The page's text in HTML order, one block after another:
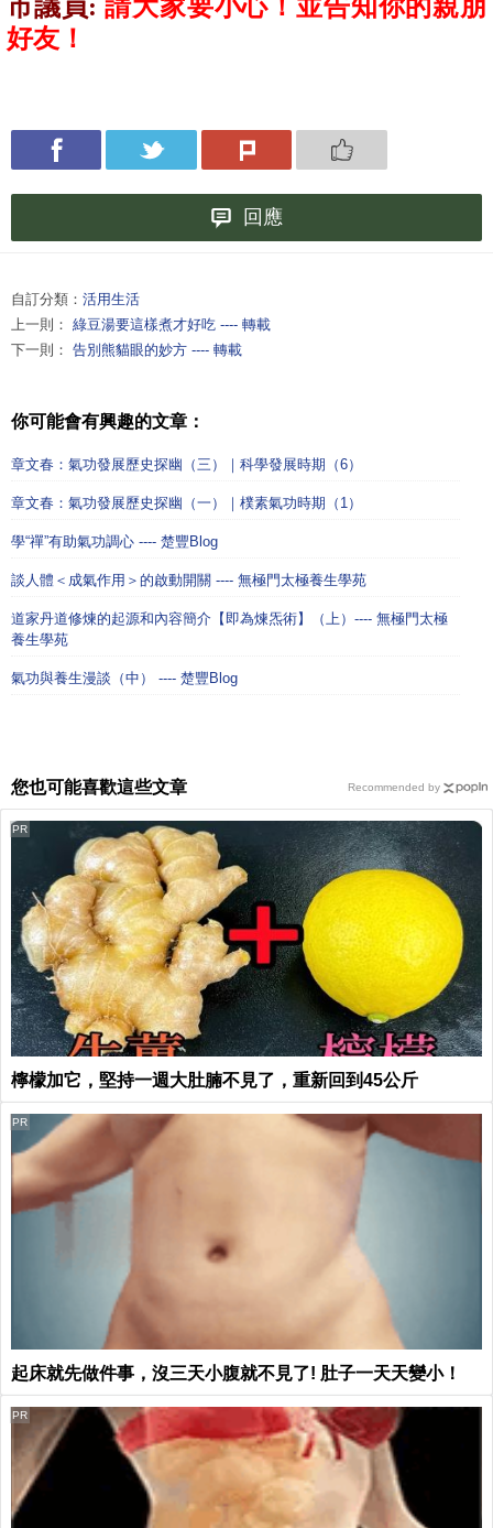
市議員: 請大家要小心！並告知你的親朋
好友！
回應
自訂分類： 活用生活
上一則： 綠豆湯要這樣煮才好吃 ---- 轉載
下一則： 告別熊貓眼的妙方 ---- 轉載
你可能會有興趣的文章：
章文春：氣功發展歷史探幽（三）｜科學發展時期（6）
章文春：氣功發展歷史探幽（一）｜樸素氣功時期（1）
學“禪”有助氣功調心 ---- 楚豐Blog
談人體＜成氣作用＞的啟動開關 ---- 無極門太極養生學苑
道家丹道修煉的起源和內容簡介【即為煉炁術】（上）---- 無極門太極
養生學苑
氣功與養生漫談（中） ---- 楚豐Blog
您也可能喜歡這些文章
檸檬加它，堅持一週大肚腩不見了，重新回到45公斤
PR
起床就先做件事，沒三天小腹就不見了! 肚子一天天變小！
PR
PR
Recommended by